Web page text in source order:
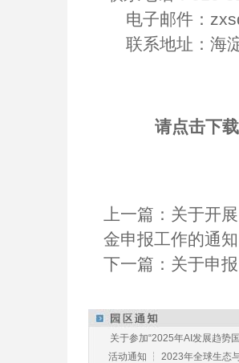
电子邮件：
联系地址：海淀
请点击下
上一篇： 关于开
金申报工作的通知
下一篇： 关于申
关于参加“2025年AI发展趋势
活动通知 ┆ 2023年全球生态